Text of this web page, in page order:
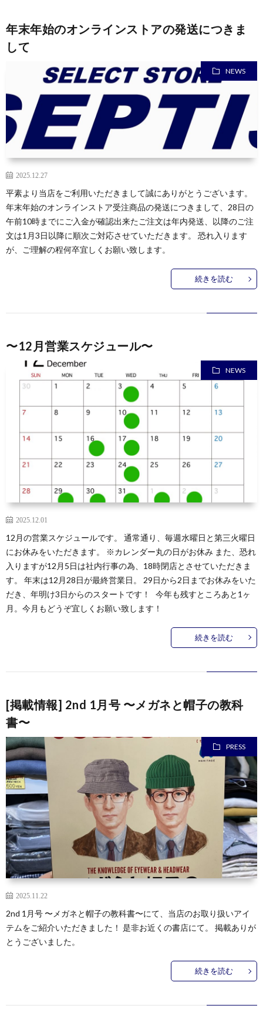
年末年始のオンラインストアの発送につきま
して
NEWS
2025.12.27
平素より当店をご利用いただきまして誠にありがとうございます。
年末年始のオンラインストア受注商品の発送につきまして、28日の
午前10時までにご入金が確認出来たご注文は年内発送、以降のご注
文は1月3日以降に順次ご対応させていただきます。 恐れ入ります
が、ご理解の程何卒宜しくお願い致します。
続きを読む
〜12月営業スケジュール〜
NEWS
2025.12.01
12月の営業スケジュールです。 通常通り、毎週水曜日と第三火曜日
にお休みをいただきます。 ※カレンダー丸の日がお休み また、恐れ
入りますが12月5日は社内行事の為、18時閉店とさせていただきま
す。 年末は12月28日が最終営業日。 29日から2日までお休みをいた
だき、年明け3日からのスタートです！ 今年も残すところあと1ヶ
月。今月もどうぞ宜しくお願い致します！
続きを読む
[掲載情報] 2nd 1月号 〜メガネと帽子の教科
書〜
PRESS
2025.11.22
2nd 1月号 〜メガネと帽子の教科書〜にて、当店のお取り扱いアイ
テムをご紹介いただきました！ 是非お近くの書店にて。 掲載ありが
とうございました。
続きを読む